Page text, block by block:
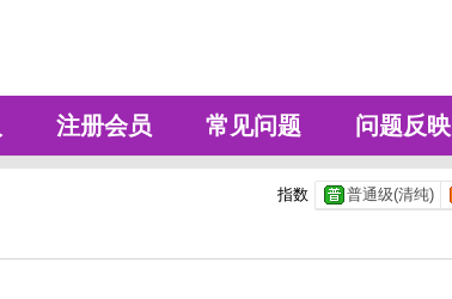
注册会员 常见问题 问题反映
指数 普通级(清纯)